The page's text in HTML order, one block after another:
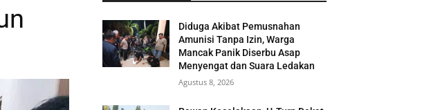
Diduga Akibat Pemusnahan
Amunisi Tanpa Izin, Warga
Mancak Panik Diserbu Asap
Menyengat dan Suara Ledakan
Agustus 8, 2026